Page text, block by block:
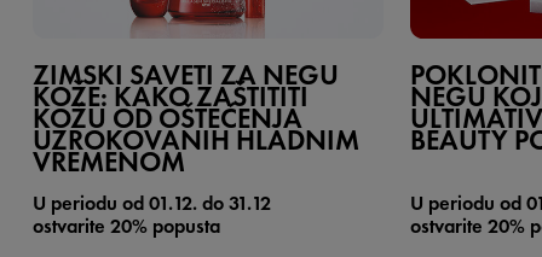
ZIMSKI SAVETI ZA NEGU
KOŽE: KAKO ZAŠTITITI
KOŽU OD OŠTEĆENJA
UZROKOVANIH HLADNIM
VREMENOM
U periodu od 01.12. do 31.12
ostvarite 20% popusta
NEGU
BEAUTY
U periodu od
ostvarite 20%